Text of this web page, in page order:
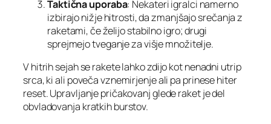
Taktična uporaba: Nekateri igralci namerno
izbirajo nižje hitrosti, da zmanjšajo srečanja z
raketami, če želijo stabilno igro; drugi
sprejmejo tveganje za višje množitelje.
V hitrih sejah se rakete lahko zdijo kot nenadni utrip
srca, ki ali poveča vznemirjenje ali pa prinese hiter
reset. Upravljanje pričakovanj glede raket je del
obvladovanja kratkih burstov.